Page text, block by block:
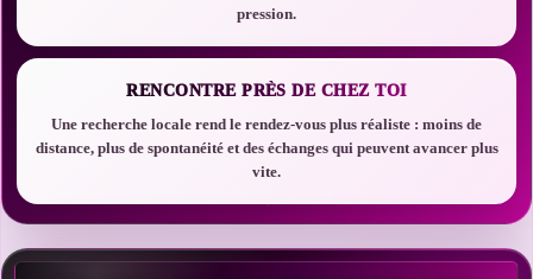
pression.
RENCONTRE PRÈS DE CHEZ TOI
Une recherche locale rend le rendez-vous plus réaliste : moins de
distance, plus de spontanéité et des échanges qui peuvent avancer plus
vite.